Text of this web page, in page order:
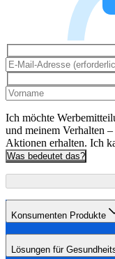
Ich möchte
und meinem Verhalten
Aktionen erhalten. Ich
Was bedeutet das?
Konsumenten Produkte
Lösungen für